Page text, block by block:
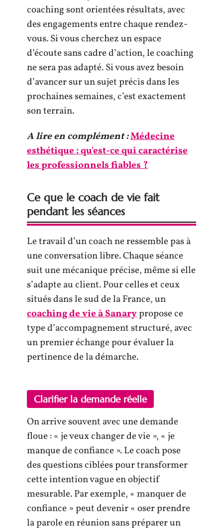
coaching sont orientées résultats, avec
des engagements entre chaque rendez-
vous. Si vous cherchez un espace
d’écoute sans cadre d’action, le coaching
ne sera pas adapté. Si vous avez besoin
d’avancer sur un sujet précis dans les
prochaines semaines, c’est exactement
son terrain.
A lire en complément :Médecine
esthétique : qu'est-ce qui caractérise
les professionnels fiables ?
Ce que le coach de vie fait
pendant les séances
Le travail d’un coach ne ressemble pas à
une conversation libre. Chaque séance
suit une mécanique précise, même si elle
s’adapte au client. Pour celles et ceux
situés dans le sud de la France, un
coaching de vie à Sanarypropose ce
type d’accompagnement structuré, avec
un premier échange pour évaluer la
pertinence de la démarche.
Clarifier la demande réelle
On arrive souvent avec une demande
floue : « je veux changer de vie », « je
manque de confiance ». Le coach pose
des questions ciblées pour transformer
cette intention vague en objectif
mesurable. Par exemple, « manquer de
confiance » peut devenir « oser prendre
la parole en réunion sans préparer un